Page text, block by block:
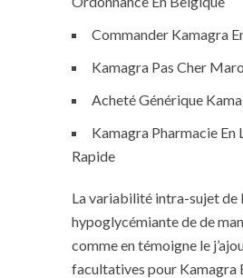
Commander Kamagra
Kamagra Pas Cher
Acheté Générique
Kamagra Pharmacie En
Rapide
La variabilité intra-sujet de
hypoglycémiante de de
comme en témoigne le
facultatives pour Kamagra